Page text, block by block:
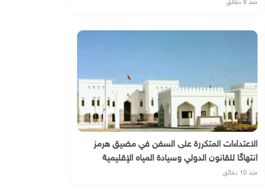
منذ 8 دقائق
الاعتداءات المتكررة على السفن في مضيق هرمز
انتهاكًا للقانون الدولي وسيادة المياه الإقليمية
منذ 10 دقائق